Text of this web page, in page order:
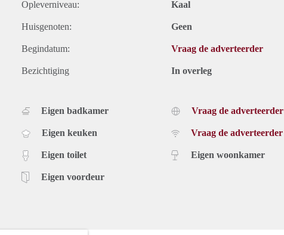
Opleverniveau: Kaal
Huisgenoten: Geen
Begindatum: Vraag de adverteerder
Bezichtiging In overleg
Eigen badkamer
Eigen keuken
Eigen toilet
Eigen voordeur
Vraag de adverteerder
Vraag de adverteerder
Eigen woonkamer